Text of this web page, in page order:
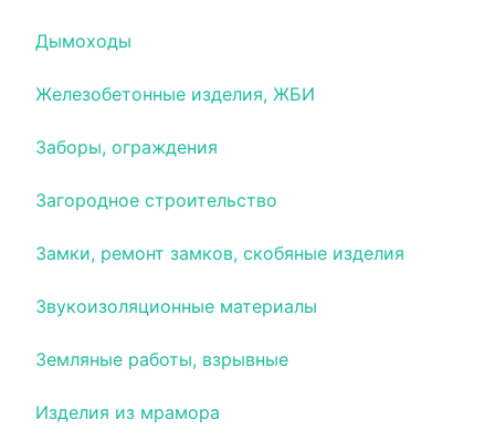
Дымоходы
Железобетонные изделия, ЖБИ
Заборы, ограждения
Загородное строительство
Замки, ремонт замков, скобяные изделия
Звукоизоляционные материалы
Земляные работы, взрывные
Изделия из мрамора